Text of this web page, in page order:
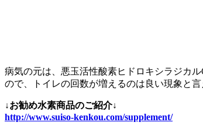
病気の元は、悪玉活性酸素ヒドロキシラジカ
ので、トイレの回数が増えるのは良い現象と言
↓お勧め水素商品のご紹介↓
http://www.suiso-kenkou.com/supplement/